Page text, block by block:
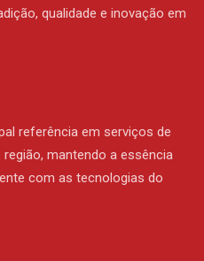
qualidade e inovação em
referência em serviços de
mantendo a essência
com as tecnologias do